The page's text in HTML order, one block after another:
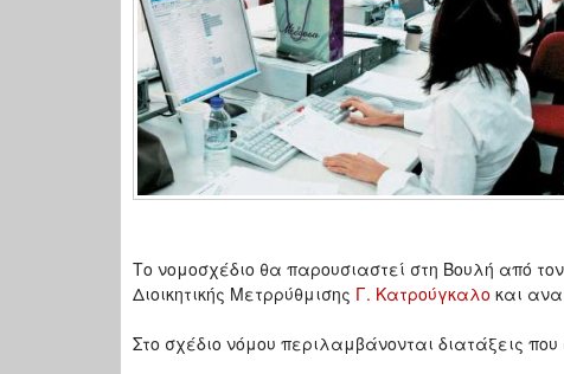
Το νομοσχέδιο θα παρουσιαστεί στη Βουλή από
Διοικητικής Μετρρύθμισης Γ. Κατρούγκαλο και
Στο σχέδιο νόμου περιλαμβάνονται διατάξεις